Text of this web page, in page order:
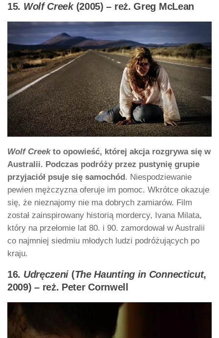
15. Wolf Creek(2005) – reż. Greg McLean
Wolf Creekto opowieść, której akcja rozgrywa się w
Australii. Podczas podróży przez pustynię grupie
przyjaciół psuje się samochód. Niespodziewanie
pewien mężczyzna oferuje im pomoc. Wkrótce okazuje
się, że nieznajomy nie ma dobrych zamiarów. Film
został zainspirowany historią mordercy, Ivana Milata,
który na przełomie lat 80. i 90. zamordował w Australii
co najmniej siedmiu młodych ludzi podróżujących po
kraju.
16. Udręczeni (The Haunting in Connecticut,
2009) – reż. Peter Cornwell